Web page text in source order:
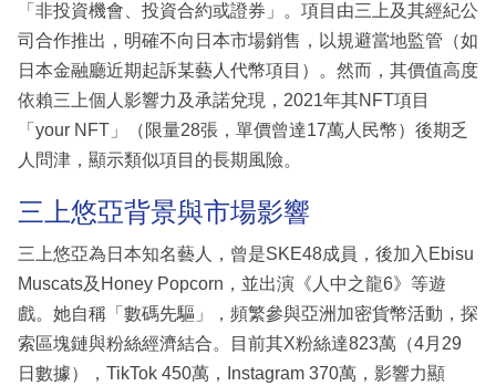
「非投資機會、投資合約或證券」。項目由三上及其經紀公
司合作推出，明確不向日本市場銷售，以規避當地監管（如
日本金融廳近期起訴某藝人代幣項目）。然而，其價值高度
依賴三上個人影響力及承諾兌現，2021年其NFT項目
「your NFT」（限量28張，單價曾達17萬人民幣）後期乏
人問津，顯示類似項目的長期風險。
三上悠亞背景與市場影響
三上悠亞為日本知名藝人，曾是SKE48成員，後加入Ebisu
Muscats及Honey Popcorn，並出演《人中之龍6》等遊
戲。她自稱「數碼先驅」，頻繁參與亞洲加密貨幣活動，探
索區塊鏈與粉絲經濟結合。目前其X粉絲達823萬（4月29
日數據），TikTok 450萬，Instagram 370萬，影響力顯